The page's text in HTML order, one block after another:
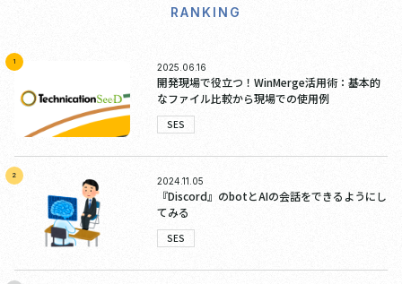
RANKING
1
2025.06.16
開発現場で役立つ！WinMerge活用術：基本的
なファイル比較から現場での使用例
SES
2
2024.11.05
『Discord』のbotとAIの会話をできるようにし
てみる
SES